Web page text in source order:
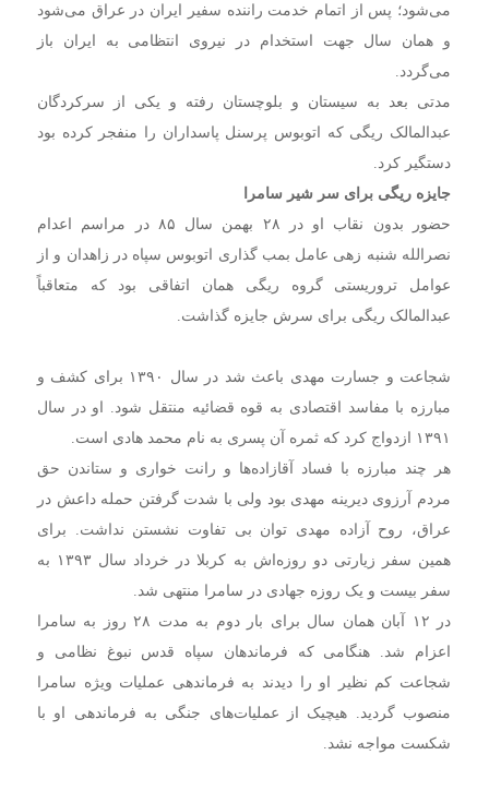
می‌شود؛ پس از اتمام خدمت راننده سفیر ایران در عراق می‌شود
و همان سال جهت استخدام در نیروی انتظامی به ایران باز
می‌گردد.
مدتی بعد به سیستان و بلوچستان رفته و یکی از سرکردگان
عبدالمالک ریگی که اتوبوس پرسنل پاسداران را منفجر کرده بود
دستگیر کرد.
جایزه ریگی برای سر شیر سامرا
حضور بدون نقاب او در ۲۸ بهمن سال ۸۵ در مراسم اعدام
نصرالله شنبه زهی عامل بمب گذاری اتوبوس سپاه در زاهدان و از
عوامل تروریستی گروه ریگی همان اتفاقی بود که متعاقباً
عبدالمالک ریگی برای سرش جایزه گذاشت.
شجاعت و جسارت مهدی باعث شد در سال ۱۳۹۰ برای کشف و
مبارزه با مفاسد اقتصادی به قوه قضائیه منتقل شود. او در سال
۱۳۹۱ ازدواج کرد که ثمره آن پسری به نام محمد هادی است.
هر چند مبارزه با فساد آقازاده‌ها و رانت خواری و ستاندن حق
مردم آرزوی دیرینه مهدی بود ولی با شدت گرفتن حمله داعش در
عراق، روح آزاده مهدی توان بی تفاوت نشستن نداشت. برای
همین سفر زیارتی دو روزه‌اش به کربلا در خرداد سال ۱۳۹۳ به
سفر بیست و یک روزه جهادی در سامرا منتهی شد.
در ۱۲ آبان همان سال برای بار دوم به مدت ۲۸ روز به سامرا
اعزام شد. هنگامی که فرماندهان سپاه قدس نبوغ نظامی و
شجاعت کم نظیر او را دیدند به فرماندهی عملیات ویژه سامرا
منصوب گردید. هیچیک از عملیات‌های جنگی به فرماندهی او با
شکست مواجه نشد.